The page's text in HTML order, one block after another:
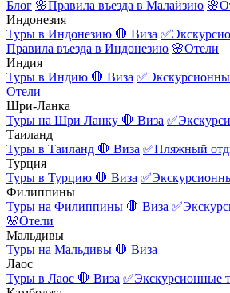
Блог 🌸Правила въезда в Малайзию
Индонезия
Туры в Индонезию 🛑 Виза
Правила въезда в Индонезию 🌸Отели
Индия
Туры в Индию 🛑 Виза
Отели
Шри-Ланка
Туры на Шри Ланку 🛑 Виза
Таиланд
Туры в Таиланд 🛑 Виза ✅Пляжный
Турция
Туры в Турцию 🛑 Виза
Филиппины
Туры на Филиппины 🛑 Виза
🌸Отели
Мальдивы
Туры на Мальдивы 🛑 Виза
Лаос
Туры в Лаос 🛑 Виза ✅Экскурсионные